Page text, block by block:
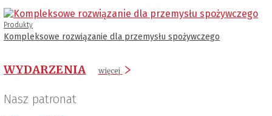
Produkty
Kompleksowe rozwiązanie dla przemysłu spożywczego
WYDARZENIA więcej
Nasz patronat